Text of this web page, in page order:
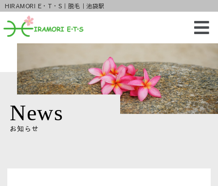
HIRAMORI E・T・S｜脱毛｜池袋駅
News
お知らせ